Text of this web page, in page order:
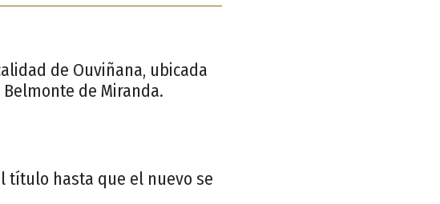
de Ouviñana, ubicada
de Miranda.
título hasta que el nuevo se